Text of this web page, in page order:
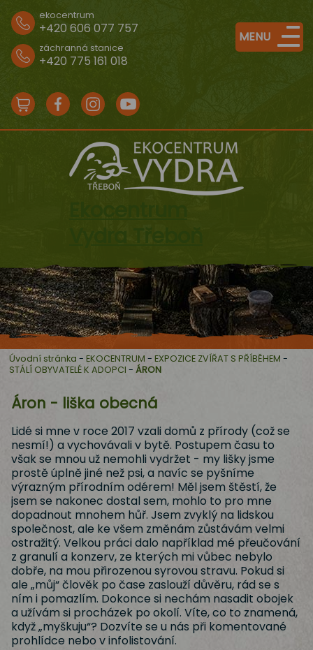
ekocentrum
+420 606 077 757
záchranná stanice
+420 775 161 018
e-
shop
FacebookInstagram
MENU
Ekocentrum
Vydra Třeboň
Úvodní stránka - EKOCENTRUM - EXPOZICE ZVÍŘAT S PŘÍBĚHEM -
STÁLÍ OBYVATELÉ K ADOPCI - ÁRON
Áron - liška obecná
Lidé si mne v roce 2017 vzali domů z přírody (což se
nesmí!) a vychovávali v bytě. Postupem času to
však se mnou už nemohli vydržet - my lišky jsme
prostě úplně jiné než psi, a navíc se pyšníme
výrazným přírodním odérem! Měl jsem štěstí, že
jsem se nakonec dostal sem, mohlo to pro mne
dopadnout mnohem hůř. Jsem zvyklý na lidskou
společnost, ale ke všem změnám zůstávám velmi
ostražitý. Velkou práci dalo například mé přeučování
z granulí a konzerv, ze kterých mi vůbec nebylo
dobře, na mou přirozenou syrovou stravu. Pokud si
ale „můj“ člověk po čase zaslouží důvěru, rád se s
ním i pomazlím. Dokonce si nechám nasadit obojek
a užívám si procházek po okolí. Víte, co to znamená,
když „myškuju“? Dozvíte se u nás při komentované
prohlídce nebo v infolistování.